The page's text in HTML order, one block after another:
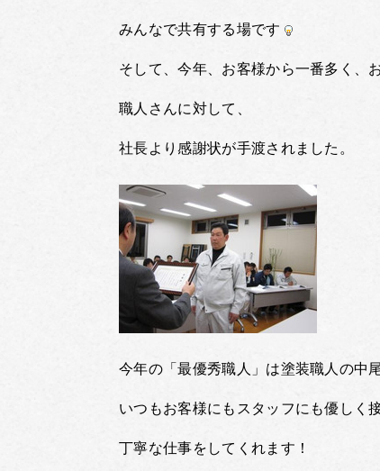
みんなで共有する場です
そして、今年、お客様から一番多く、
職人さんに対して、
社長より感謝状が手渡されました。
今年の「最優秀職人」は塗装職人の中
いつもお客様にもスタッフにも優しく
丁寧な仕事をしてくれます！